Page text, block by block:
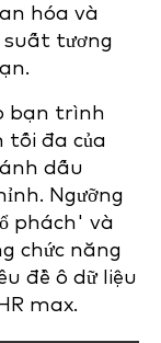
hóa và
suất tương
bạn trình
tối đa của
dấu
Ngưỡng
phách' và
chức năng
đề ô dữ liệu
max.